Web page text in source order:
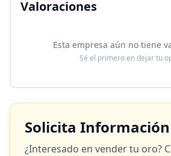
Valoraciones
Esta empresa aún no tiene
Sé el primero en dejar tu
Solicita Información
¿Interesado en vender tu oro?